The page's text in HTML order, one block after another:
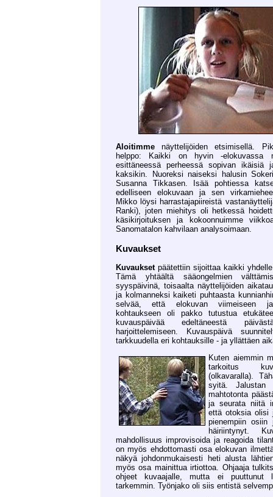
Aloitimme näyttelijöiden etsimisellä.
helppo: Kaikki on hyvin -elokuvassa
esittäneessä perheessä sopivan ikäisiä
kaksikin. Nuoreksi naiseksi halusin
Susanna Tikkasen. Isää pohtiessa
edelliseen elokuvaan ja sen
Mikko löysi harrastajapiireistä
Ranki), joten miehitys oli hetkessä
käsikirjoituksen ja kokoonnuimme
Sanomatalon kahvilaan analysoimaan.
Kuvaukset
Kuvauksetpäätettiin sijoittaa kaikki
Tämä yhtäältä sääongelmien
syyspäivinä, toisaalta näyttelijöiden
ja kolmanneksi kaiketi puhtaasta
selvää, että elokuvan viimeiseen ja
kohtaukseen oli pakko tutustua
kuvauspäivää edeltäneestä
harjoittelemiseen. Kuvauspäivä
tarkkuudella eri kohtauksille - ja yllättäen
Kuten aiemmin
tarkoitus
(olkavaralla).
syitä.
mahtotonta
ja seurata niitä
että otoksia olisi
pienempiin osiin
häiriintynyt.
mahdollisuus improvisoida ja reagoida
on myös ehdottomasti osa elokuvan
näkyä johdonmukaisesti heti alusta
myös osa mainittua irtiottoa. Ohjaaja
ohjeet kuvaajalle, mutta ei puuttunut
tarkemmin. Työnjako oli siis entistä